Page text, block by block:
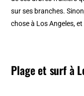
sur ses branches.
chose à Los Angeles,
Plage et surf à